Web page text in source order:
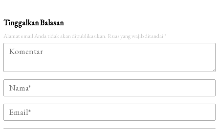
Tinggalkan Balasan
Alamat email Anda tidak akan dipublikasikan. Ruas yang wajib ditandai *